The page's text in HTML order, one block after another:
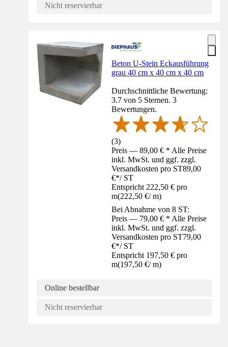
Nicht reservierbar
Beton U-Stein Eckausführung
grau 40 cm x 40 cm x 40 cm
Durchschnittliche Bewertung:
3.7 von 5 Sternen. 3
Bewertungen.
(3)
Preis — 89,00 € * Alle Preise
inkl. MwSt. und ggf. zzgl.
Versandkosten pro ST89,00
€*/ ST
Entspricht 222,50 € pro
m(222,50 €/ m)
Bei Abnahme von 8 ST:
Preis — 79,00 € * Alle Preise
inkl. MwSt. und ggf. zzgl.
Versandkosten pro ST79,00
€*/ ST
Entspricht 197,50 € pro
m(197,50 €/ m)
Online bestellbar
Nicht reservierbar